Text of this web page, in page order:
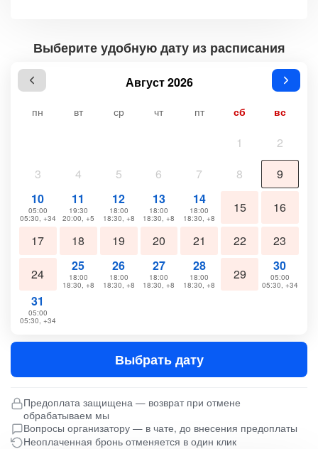
Выберите удобную дату из расписания
Август 2026
пн вт ср чт пт сб вс
1
2
3
4 5 6 7 8
9
10
05:00
05:30, +34
11
19:30
20:00, +5
12
18:00
18:30, +8
13
18:00
18:30, +8
14
18:00
18:30, +8
15 16
17 18 19 20 21 22 23
24
25
18:00
18:30, +8
26
18:00
18:30, +8
27
18:00
18:30, +8
28
18:00
18:30, +8
29
30
05:00
05:30, +34
31
05:00
05:30, +34
Выбрать дату
Предоплата защищена — возврат при отмене
обрабатываем мы
Вопросы организатору — в чате, до внесения предоплаты
Неоплаченная бронь отменяется в один клик